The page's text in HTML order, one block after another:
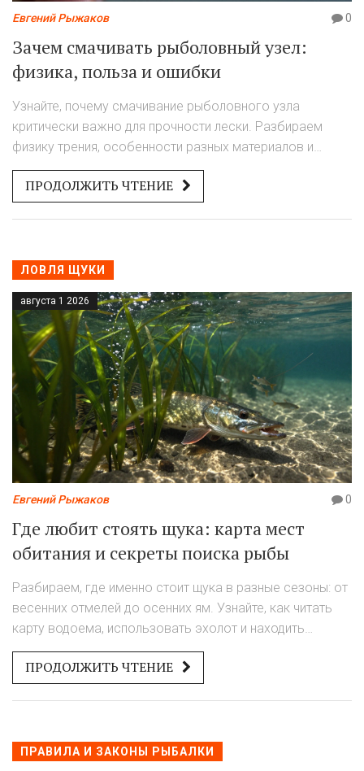
Евгений Рыжаков 0
Зачем смачивать рыболовный узел:
физика, польза и ошибки
Узнайте, почему смачивание рыболовного узла
критически важно для прочности лески. Разбираем
физику трения, особенности разных материалов и
пошаговую инструкцию.
ПРОДОЛЖИТЬ ЧТЕНИЕ
ЛОВЛЯ ЩУКИ
августа 1 2026
Евгений Рыжаков 0
Где любит стоять щука: карта мест
обитания и секреты поиска рыбы
Разбираем, где именно стоит щука в разные сезоны: от
весенних отмелей до осенних ям. Узнайте, как читать
карту водоема, использовать эхолот и находить
укрытия хищника.
ПРОДОЛЖИТЬ ЧТЕНИЕ
ПРАВИЛА И ЗАКОНЫ РЫБАЛКИ